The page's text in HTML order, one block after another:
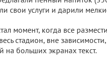
свои услуги и дарили
момент, когда все
стадион, вне
на больших экранах текст.